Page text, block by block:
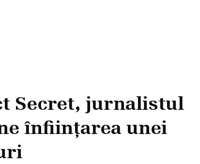
Secret, jurnalistul
înființarea unei